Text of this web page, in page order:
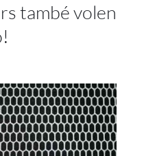
també volen